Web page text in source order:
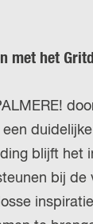
met het
blijft het
bij de